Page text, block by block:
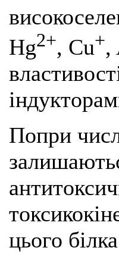
Hg2+, Cu+,
Попри
цього